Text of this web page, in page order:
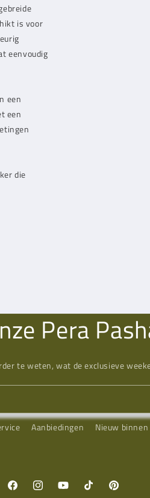
is voor
eenvoudig
een
een
die
Pera
te weten, wat de exclusieve
Aanbiedingen Nieuw binnen
FacebookInstagramYouTubeTikTok Pinterest